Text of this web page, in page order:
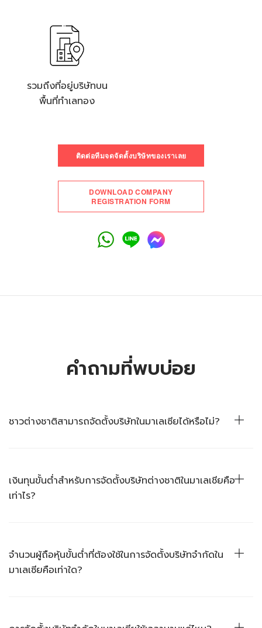
รวมถึงที่อยู่บริษัทบน
พื้นที่ทำเลทอง
ติดต่อทีมจดจัดตั้งบริษัทของเราเลย
DOWNLOAD COMPANY
REGISTRATION FORM
คำถามที่พบบ่อย
ชาวต่างชาติสามารถจัดตั้งบริษัทในมาเลเซียได้หรือไม่?
อุตสาหกรรมที่จะมีข้อจำกัดและรายละเอียดที่ค่อนข้างละเอียดอ่อนในการให้ชาว
ต่างชาติเป็นเจ้าของหรือผู้ถือหุ้นแบบ 100%
เงินทุนขั้นต่ำสำหรับการจัดตั้งบริษัทต่างชาติในมาเลเชียคือ
เท่าไร?
จำนวนผู้ถือหุ้นขั้นต่ำที่ต้องใช้ในการจัดตั้งบริษัทจำกัดใน
มาเลเซียคือเท่าใด?